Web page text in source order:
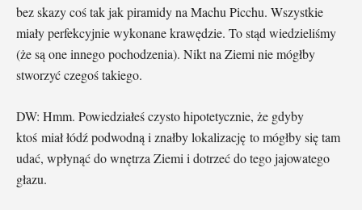
bez skazy coś tak jak piramidy na Machu Picchu. Wszystkie
miały perfekcyjnie wykonane krawędzie. To stąd wiedzieliśmy
(że są one innego pochodzenia). Nikt na Ziemi nie mógłby
stworzyć czegoś takiego.
DW: Hmm. Powiedziałeś czysto hipotetycznie, że gdyby
ktoś miał łódź podwodną i znałby lokalizację to mógłby się tam
udać, wpłynąć do wnętrza Ziemi i dotrzeć do tego jajowatego
głazu.